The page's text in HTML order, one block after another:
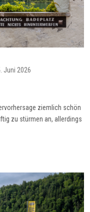
Juni 2026
ziemlich schön
zu stürmen an, allerdings